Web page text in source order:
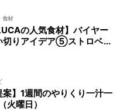
食材
の人気食材】バイヤー
切りアイデア⑤ストロベリ
案】1週間のやりくり一汁一
火曜日）